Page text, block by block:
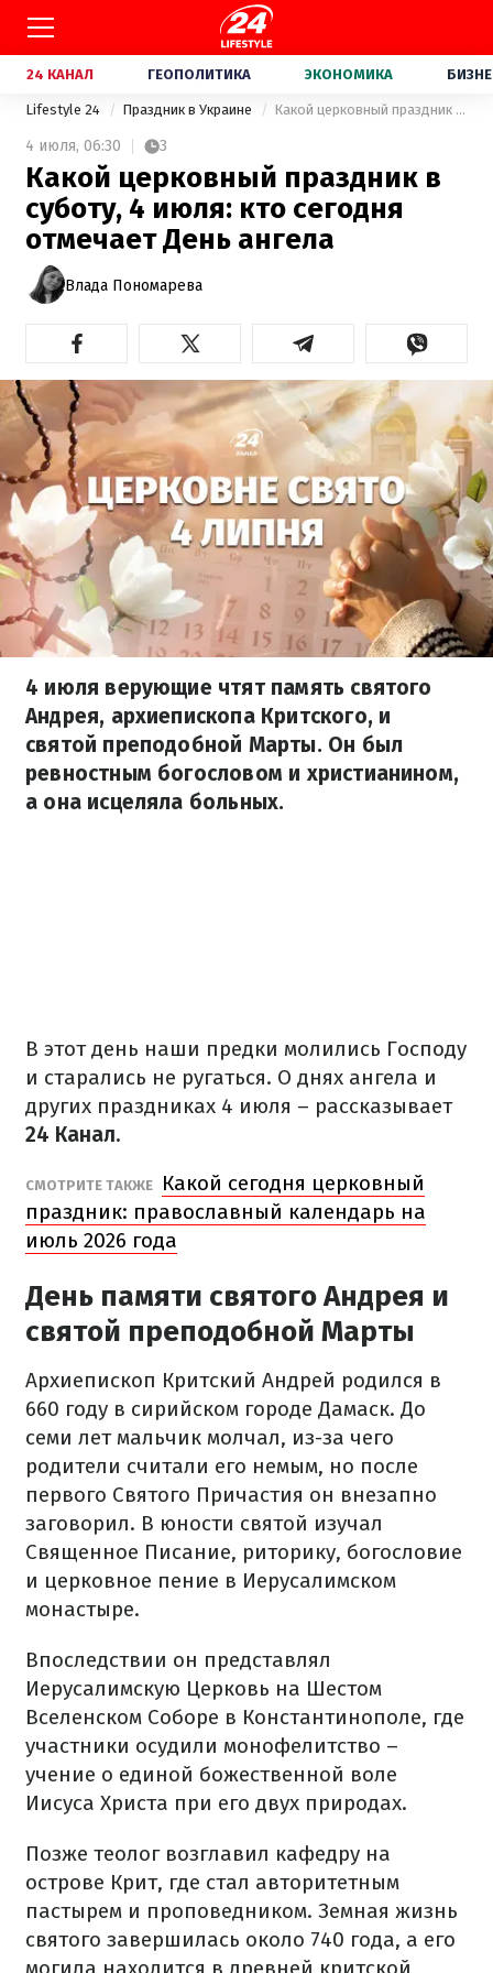
24 КАНАЛ ГЕОПОЛИТИКА ЭКОНОМИКА
Lifestyle 24 Праздник в Украине Какой церковный праздник в суботу, 4 июля: кто сегодня отмечает День ангела
4 июля, 06:30 3
Какой церковный праздник в
суботу, 4 июля: кто сегодня
отмечает День ангела
Влада Пономарева
4 июля верующие чтят память святого
Андрея, архиепископа Критского, и
святой преподобной Марты. Он был
ревностным богословом и христианином,
а она исцеляла больных.
В этот день наши предки молились Господу
и старались не ругаться. О днях ангела и
других праздниках 4 июля – рассказывает
24 Канал.
СМОТРИТЕ ТАКЖЕ
Какой сегодня церковный
праздник: православный календарь на
июль 2026 года
День памяти святого Андрея и
святой преподобной Марты
Архиепископ Критский Андрей родился в
660 году в сирийском городе Дамаск. До
семи лет мальчик молчал, из-за чего
родители считали его немым, но после
первого Святого Причастия он внезапно
заговорил. В юности святой изучал
Священное Писание, риторику, богословие
и церковное пение в Иерусалимском
монастыре.
Впоследствии он представлял
Иерусалимскую Церковь на Шестом
Вселенском Соборе в Константинополе, где
участники осудили монофелитство –
учение о единой божественной воле
Иисуса Христа при его двух природах.
Позже теолог возглавил кафедру на
острове Крит, где стал авторитетным
пастырем и проповедником. Земная жизнь
святого завершилась около 740 года, а его